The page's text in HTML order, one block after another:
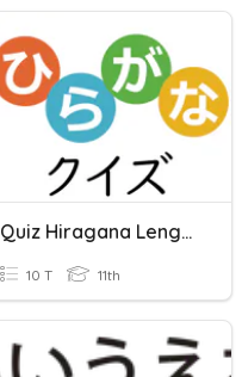
Quiz Hiragana Lengkap
10 T 11th